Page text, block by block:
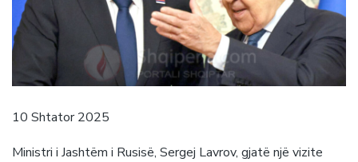
10 Shtator 2025
Ministri i Jashtëm i Rusisë, Sergej Lavrov, gjatë një vizite